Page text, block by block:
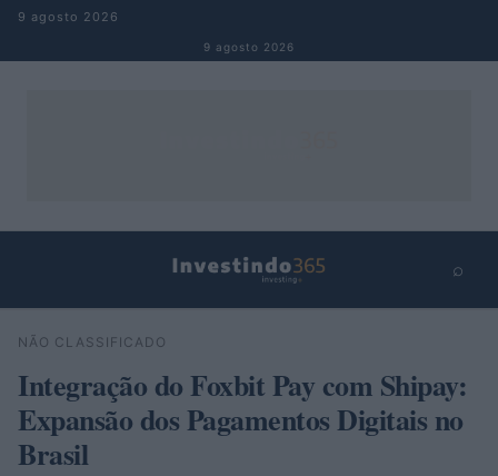
Pular para o conteúdo
9 agosto 2026
9 agosto 2026
⌕
Buscar
NÃO CLASSIFICADO
Integração do Foxbit Pay com Shipay:
Expansão dos Pagamentos Digitais no
Brasil